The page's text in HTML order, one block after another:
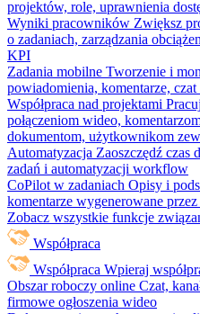
projektów, role, uprawnienia
Wyniki pracowników Zwiększ
o zadaniach, zarządzania
KPI
Zadania mobilne Tworzenie i
powiadomienia, komentarze,
Współpraca nad projektami
połączeniom wideo,
dokumentom, użytkownikom
Automatyzacja Zaoszczędź czas
zadań i automatyzacji workflow
CoPilot w zadaniach Opisy i
komentarze wygenerowane
Zobacz wszystkie funkcje
Współpraca
Współpraca Wpieraj
Obszar roboczy online Czat,
firmowe ogłoszenia wideo